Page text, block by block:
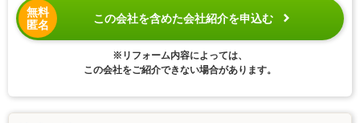
無料
匿名
この会社を含めた会社紹介を申込む
※リフォーム内容によっては、
この会社をご紹介できない場合があります。